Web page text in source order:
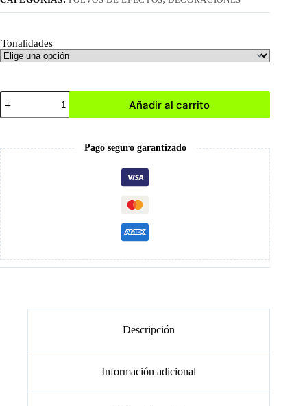
Tonalidades
Polvo
Efecto
Camaleón
Añadir al carrito
Pago seguro garantizado
Descripción
Información adicional